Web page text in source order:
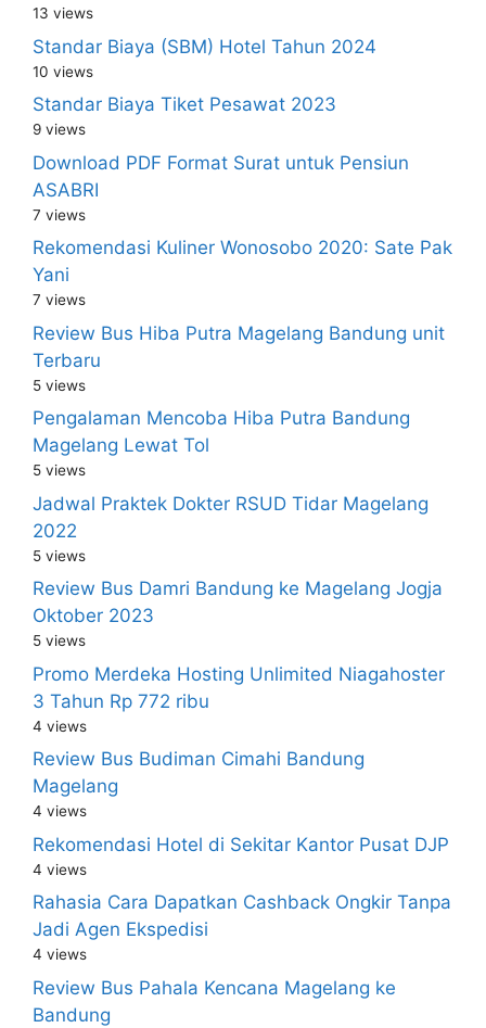
13 views
Standar Biaya (SBM) Hotel Tahun 2024
10 views
Standar Biaya Tiket Pesawat 2023
9 views
Download PDF Format Surat untuk Pensiun
ASABRI
7 views
Rekomendasi Kuliner Wonosobo 2020: Sate Pak
Yani
7 views
Review Bus Hiba Putra Magelang Bandung unit
Terbaru
5 views
Pengalaman Mencoba Hiba Putra Bandung
Magelang Lewat Tol
5 views
Jadwal Praktek Dokter RSUD Tidar Magelang
2022
5 views
Review Bus Damri Bandung ke Magelang Jogja
Oktober 2023
5 views
Promo Merdeka Hosting Unlimited Niagahoster
3 Tahun Rp 772 ribu
4 views
Review Bus Budiman Cimahi Bandung
Magelang
4 views
Rekomendasi Hotel di Sekitar Kantor Pusat DJP
4 views
Rahasia Cara Dapatkan Cashback Ongkir Tanpa
Jadi Agen Ekspedisi
4 views
Review Bus Pahala Kencana Magelang ke
Bandung